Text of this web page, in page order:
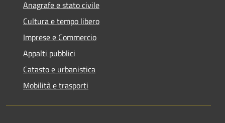
Anagrafe e stato civile
Cultura e tempo libero
Imprese e Commercio
Appalti pubblici
Catasto e urbanistica
Mobilità e trasporti